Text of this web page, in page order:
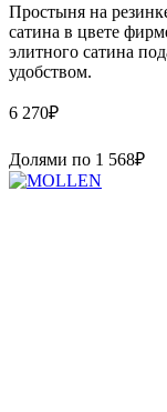
Простыня на
сатина в цвете
элитного сатина
удобством.
6 270₽
Долями по 1 568₽